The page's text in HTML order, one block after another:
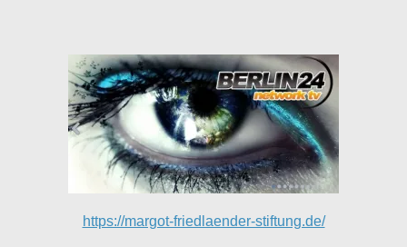
https://margot-friedlaender-stiftung.de/